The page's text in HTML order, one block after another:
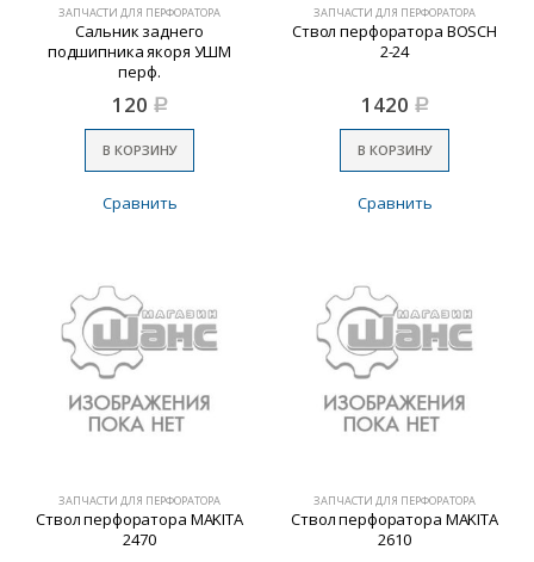
ЗАПЧАСТИ ДЛЯ ПЕРФОРАТОРА
Сальник заднего
подшипника якоря УШМ
перф.
120 Р
В КОРЗИНУ
Сравнить
ЗАПЧАСТИ ДЛЯ ПЕРФОРАТОРА
Ствол перфоратора BOSCH
2-24
1420 Р
В КОРЗИНУ
Сравнить
ЗАПЧАСТИ ДЛЯ ПЕРФОРАТОРА
Ствол перфоратора MAKITA
2470
ЗАПЧАСТИ ДЛЯ ПЕРФОРАТОРА
Ствол перфоратора MAKITA
2610